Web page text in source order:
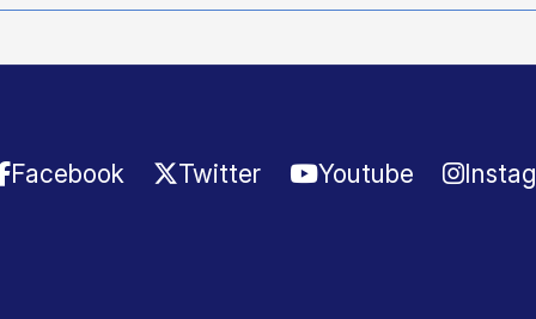
Facebook Twitter Youtube